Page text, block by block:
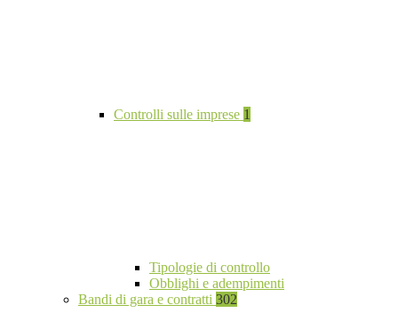
Controlli sulle imprese 1
Tipologie di controllo
Obblighi e adempimenti
Bandi di gara e contratti 302